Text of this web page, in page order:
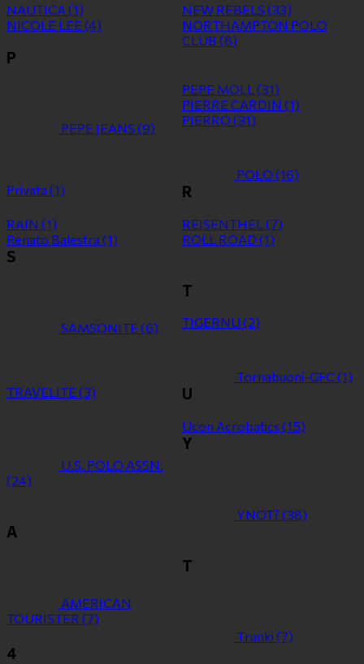
NAUTICA (1) NEW REBELS (33)
NICOLE LEE (4)
NORTHAMPTON POLO
CLUB (8)
P
PEPE JEANS (9)
PEPE MOLL(31)
PIERRE CARDIN (1)
PIERRO (31)
POLO (16)
Privata (1) R
RAIN (1) REISENTHEL(7)
Renato Balestra (1) ROLL ROAD (1)
S
SAMSONITE (6)
T
TIGERNU (2)
Tornabuoni-GFC (1)
TRAVELITE (3) U
U.S. POLO ASSN.
(24)
Ucon Acrobatics (15)
Y
YNOT? (38)
Α
ΑMERICAN
TOURISTER (7)
Τ
Τrunki (7)
4